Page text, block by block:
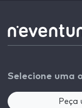
Selecione uma
Peça